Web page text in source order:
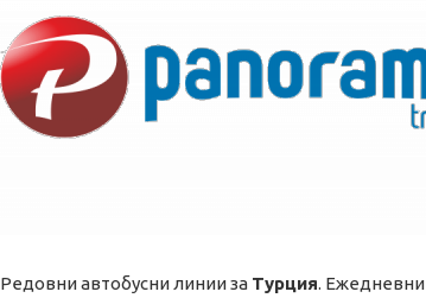
Редовни автобусни линии за Турция. Ежедневни